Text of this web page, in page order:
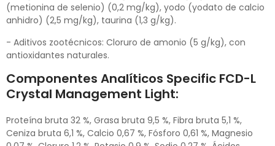
(metionina de selenio) (0,2 mg/kg), yodo (yodato de calcio
anhidro) (2,5 mg/kg), taurina (1,3 g/kg).
- Aditivos zootécnicos: Cloruro de amonio (5 g/kg), con
antioxidantes naturales.
Componentes Analíticos Specific FCD-L
Crystal Management Light:
Proteína bruta 32 %, Grasa bruta 9,5 %, Fibra bruta 5,1 %,
Ceniza bruta 6,1 %, Calcio 0,67 %, Fósforo 0,61 %, Magnesio